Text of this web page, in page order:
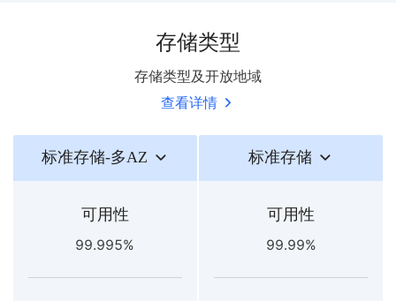
存储类型
存储类型及开放地域
查看详情
标准存储-多AZ 标准存储
可用性
99.995%
可用性
99.99%